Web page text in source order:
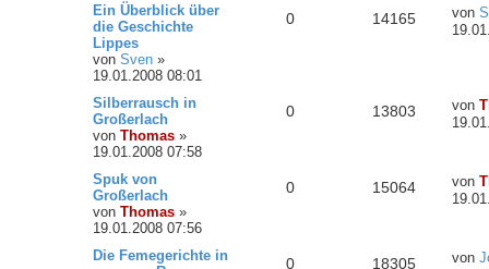
Ein Überblick über
die Geschichte
Lippes
von Sven »
19.01.2008 08:01
0 14165 von
Silberrausch in
Großerlach
von Thomas »
19.01.2008 07:58
0 13803 von
Spuk von
Großerlach
von Thomas »
19.01.2008 07:56
0 15064 von
Die Femegerichte in
0 18305 von